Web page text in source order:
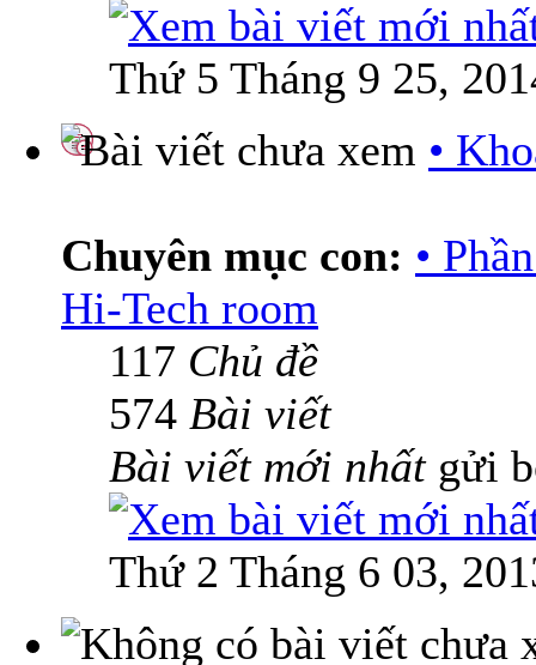
Thứ 5 Tháng 9 25,
•
Chuyên mục con: •
Hi-Tech room
117 Chủ đề
574 Bài viết
Bài viết mới nhấtgửi
Thứ 2 Tháng 6 03,